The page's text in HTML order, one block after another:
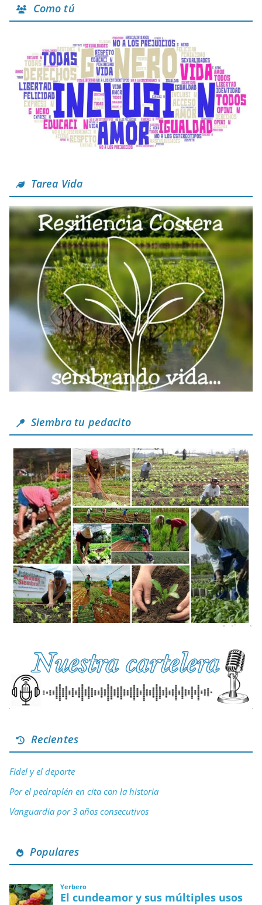
Como tú
Tarea Vida
Siembra tu pedacito
Recientes
Fidel y el deporte
Por el pedraplén en cita con la historia
Vanguardia por 3 años consecutivos
Populares